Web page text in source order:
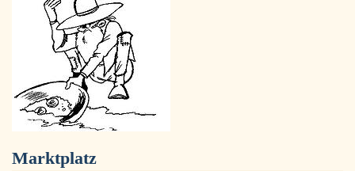
Marktplatz